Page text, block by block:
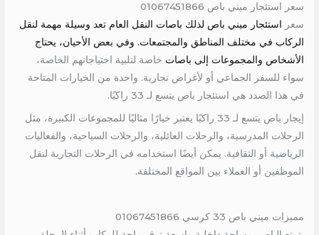
سعر استئجار ميني باص 01067451866
سعر استئجار ميني باص لذلك باصات النقل العام تعد وسيلة مهمة لنقل
الركاب في مختلف المناطق والمجتمعات. وفي بعض الأحيان، يحتاج
الأشخاص والمجموعات إلى باصات خاصة لتلبية احتياجاتهم الخاصة،
سواء للسفر الجماعي أو لأغراض تجارية. واحدة من الخيارات المتاحة
في هذا الصدد هي استئجار باص يتسع لـ 33 راكبًا.
إيجار باص يتسع لـ 33 راكبًا يعتبر خيارًا مثاليًا للمجموعات الكبيرة، مثل
الرحلات المدرسية، والرحلات العائلية، والرحلات السياحية، والفعاليات
الرياضية أو الثقافية. يمكن أيضًا استخدامه في الرحلات التجارية لنقل
الموظفين أو العملاء بين المواقع المختلفة.
مميزات ميني باص 33 كرسي 01067451866